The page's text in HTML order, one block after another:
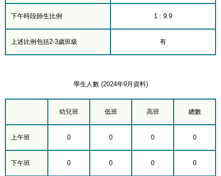
下午時段師生比例 1 : 9.9
上述比例包括2-3歲班級 有
學生人數 (2024年9月資料)
幼兒班 低班 高班 總數
上午班 0 0 0 0
下午班 0 0 0 0